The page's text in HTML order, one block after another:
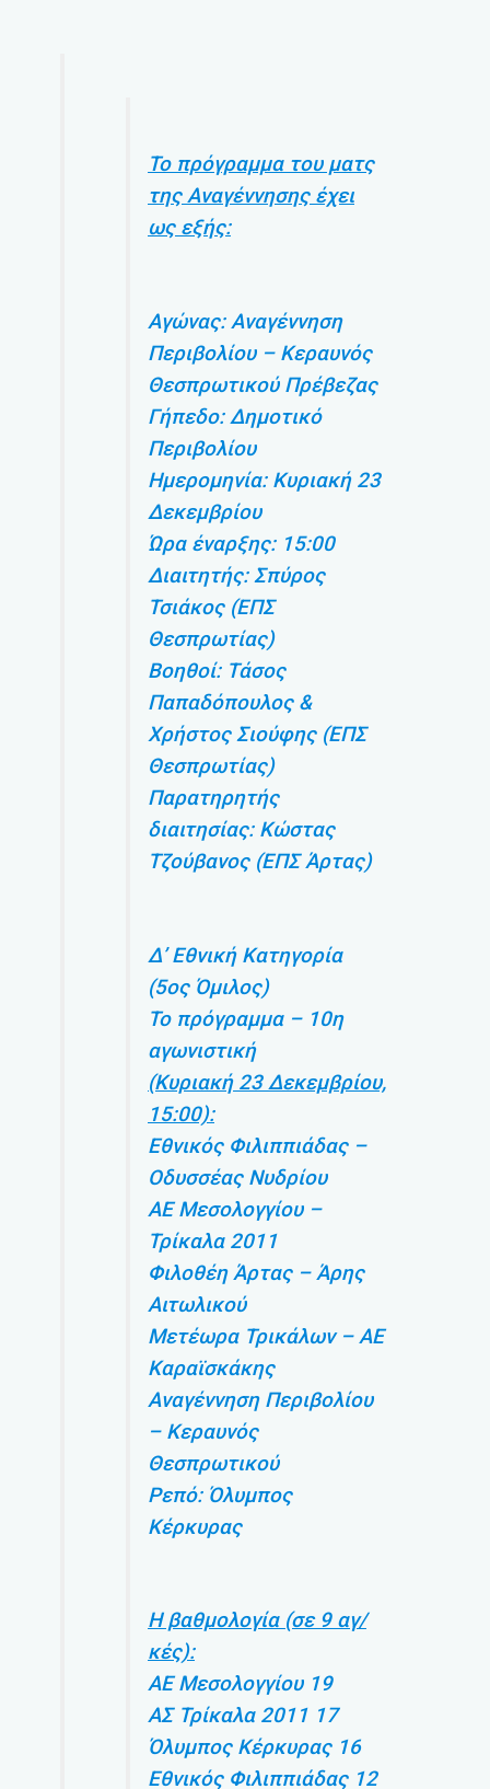
Το πρόγραμμα του ματς
της Αναγέννησης έχει
ως εξής:
Αγώνας: Αναγέννηση
Περιβολίου – Κεραυνός
Θεσπρωτικού Πρέβεζας
Γήπεδο: Δημοτικό
Περιβολίου
Ημερομηνία: Κυριακή 23
Δεκεμβρίου
Ώρα έναρξης: 15:00
Διαιτητής: Σπύρος
Τσιάκος (ΕΠΣ
Θεσπρωτίας)
Βοηθοί: Τάσος
Παπαδόπουλος &
Χρήστος Σιούφης (ΕΠΣ
Θεσπρωτίας)
Παρατηρητής
διαιτησίας: Κώστας
Τζούβανος (ΕΠΣ Άρτας)
Δ’ Εθνική Κατηγορία
(5ος Όμιλος)
Το πρόγραμμα – 10η
αγωνιστική
(Κυριακή 23 Δεκεμβρίου,
15:00):
Εθνικός Φιλιππιάδας –
Οδυσσέας Νυδρίου
ΑΕ Μεσολογγίου –
Τρίκαλα 2011
Φιλοθέη Άρτας – Άρης
Αιτωλικού
Μετέωρα Τρικάλων – ΑΕ
Καραϊσκάκης
Αναγέννηση Περιβολίου
– Κεραυνός
Θεσπρωτικού
Ρεπό: Όλυμπος
Κέρκυρας
Η βαθμολογία (σε 9 αγ/
κές):
ΑΕ Μεσολογγίου 19
ΑΣ Τρίκαλα 2011 17
Όλυμπος Κέρκυρας 16
Εθνικός Φιλιππιάδας 12